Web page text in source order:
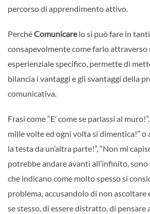
percorso di apprendimento attivo.
PerchéComunicarelo si può fare in
consapevolmente come farlo
esperienziale specifico, permette di
bilancia i vantaggi e gli svantaggi della
comunicativa.
Frasi come “E’ come se parlassi al
mille volte ed ogni volta si dimentica!” o
la testa da un’altra parte!”, “Non mi
potrebbe andare avanti all’infinito, sono
che indicano come molto spesso si
problema, accusandolo di non ascoltare
se stesso, di essere distratto, di pensare